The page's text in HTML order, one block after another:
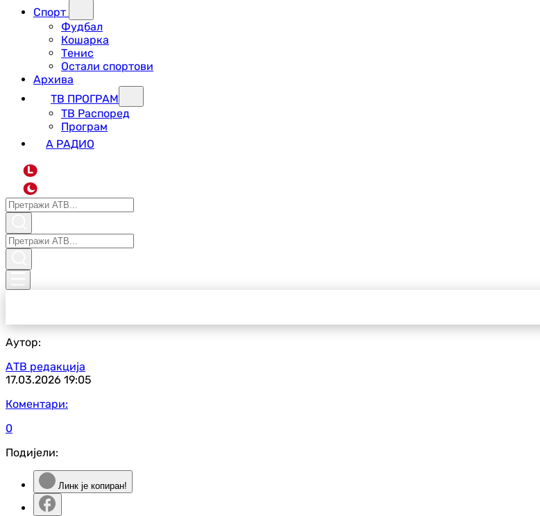
Спорт
Фудбал
Кошарка
Тенис
Остали спортови
Архива
ТВ ПРОГРАМ
ТВ Распоред
Програм
А РАДИО
L
Аутор:
АТВ редакција
17.03.2026 19:05
Коментари:
0
Подијели:
Линк је копиран!